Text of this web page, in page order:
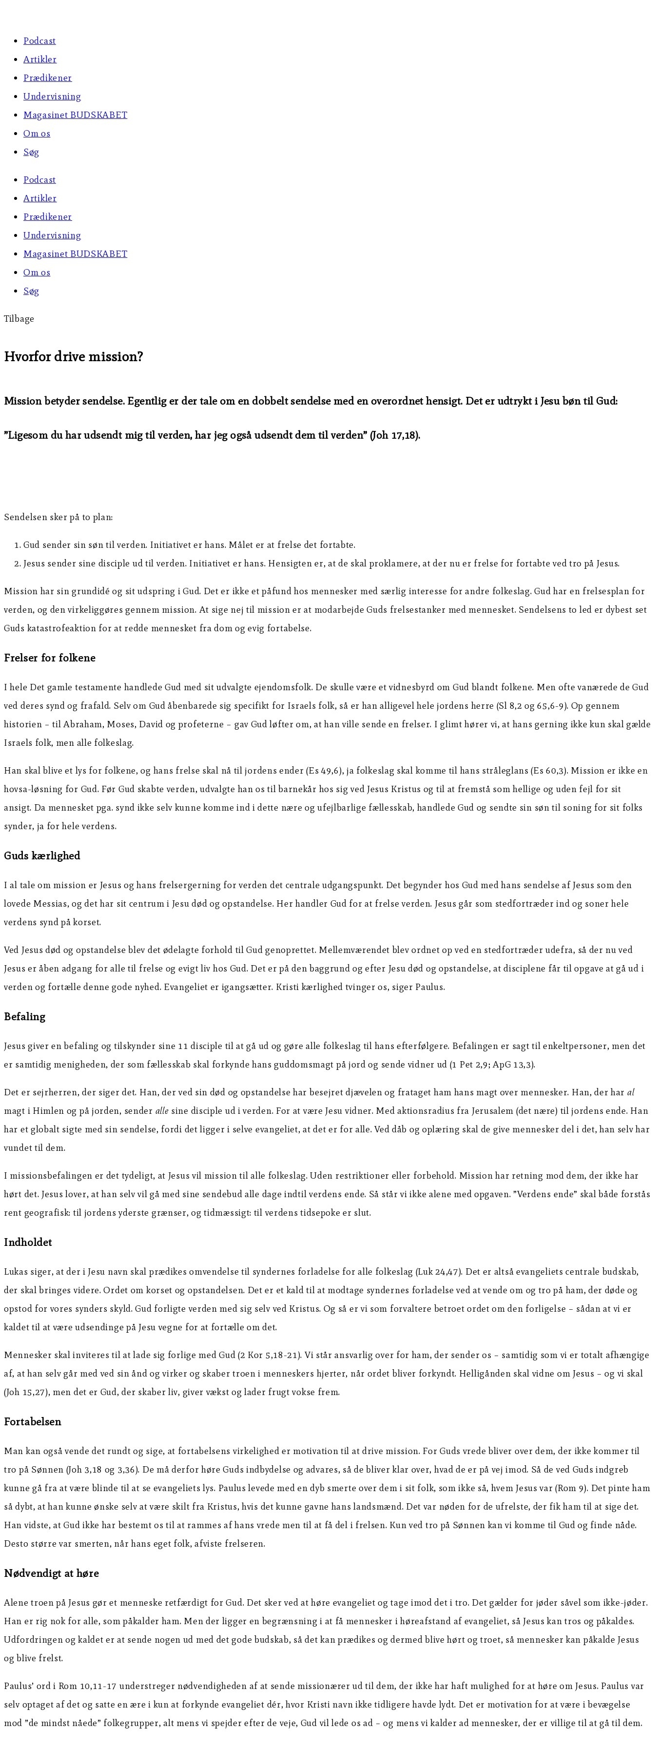
Podcast
Artikler
Prædikener
Undervisning
Magasinet BUDSKABET
Om os
Søg
Podcast
Artikler
Prædikener
Undervisning
Magasinet BUDSKABET
Om os
Søg
Tilbage
Hvorfor drive mission?
Mission betyder sendelse. Egentlig er der tale om en dobbelt sendelse med en overordnet hensigt. Det er udtrykt i Jesu bøn til Gud:
”Ligesom du har udsendt mig til verden, har jeg også udsendt dem til verden” (Joh 17,18).
Sendelsen sker på to plan:
Gud sender sin søn til verden. Initiativet er hans. Målet er at frelse det fortabte.
Jesus sender sine disciple ud til verden. Initiativet er hans. Hensigten er, at de skal proklamere, at der nu er frelse for fortabte ved tro på Jesus.
Mission har sin grundidé og sit udspring i Gud. Det er ikke et påfund hos mennesker med særlig interesse for andre folkeslag. Gud har en frelsesplan for
verden, og den virkeliggøres gennem mission. At sige nej til mission er at modarbejde Guds frelsestanker med mennesket. Sendelsens to led er dybest set
Guds katastrofeaktion for at redde mennesket fra dom og evig fortabelse.
Frelser for folkene
I hele Det gamle testamente handlede Gud med sit udvalgte ejendomsfolk. De skulle være et vidnesbyrd om Gud blandt folkene. Men ofte vanærede de Gud
ved deres synd og frafald. Selv om Gud åbenbarede sig specifikt for Israels folk, så er han alligevel hele jordens herre (Sl 8,2 og 65,6-9). Op gennem
historien – til Abraham, Moses, David og profeterne – gav Gud løfter om, at han ville sende en frelser. I glimt hører vi, at hans gerning ikke kun skal gælde
Israels folk, men alle folkeslag.
Han skal blive et lys for folkene, og hans frelse skal nå til jordens ender (Es 49,6), ja folkeslag skal komme til hans stråleglans (Es 60,3). Mission er ikke en
hovsa-løsning for Gud. Før Gud skabte verden, udvalgte han os til barnekår hos sig ved Jesus Kristus og til at fremstå som hellige og uden fejl for sit
ansigt. Da mennesket pga. synd ikke selv kunne komme ind i dette nære og ufejlbarlige fællesskab, handlede Gud og sendte sin søn til soning for sit folks
synder, ja for hele verdens.
Guds kærlighed
I al tale om mission er Jesus og hans frelsergerning for verden det centrale udgangspunkt. Det begynder hos Gud med hans sendelse af Jesus som den
lovede Messias, og det har sit centrum i Jesu død og opstandelse. Her handler Gud for at frelse verden. Jesus går som stedfortræder ind og soner hele
verdens synd på korset.
Ved Jesus død og opstandelse blev det ødelagte forhold til Gud genoprettet. Mellemværendet blev ordnet op ved en stedfortræder udefra, så der nu ved
Jesus er åben adgang for alle til frelse og evigt liv hos Gud. Det er på den baggrund og efter Jesu død og opstandelse, at disciplene får til opgave at gå ud i
verden og fortælle denne gode nyhed. Evangeliet er igangsætter. Kristi kærlighed tvinger os, siger Paulus.
Befaling
Jesus giver en befaling og tilskynder sine 11 disciple til at gå ud og gøre alle folkeslag til hans efterfølgere. Befalingen er sagt til enkeltpersoner, men det
er samtidig menigheden, der som fællesskab skal forkynde hans guddomsmagt på jord og sende vidner ud (1 Pet 2,9; ApG 13,3).
Det er sejrherren, der siger det. Han, der ved sin død og opstandelse har besejret djævelen og frataget ham hans magt over mennesker. Han, der har al
magt i Himlen og på jorden, sender alle sine disciple ud i verden. For at være Jesu vidner. Med aktionsradius fra Jerusalem (det nære) til jordens ende. Han
har et globalt sigte med sin sendelse, fordi det ligger i selve evangeliet, at det er for alle. Ved dåb og oplæring skal de give mennesker del i det, han selv har
vundet til dem.
I missionsbefalingen er det tydeligt, at Jesus vil mission til alle folkeslag. Uden restriktioner eller forbehold. Mission har retning mod dem, der ikke har
hørt det. Jesus lover, at han selv vil gå med sine sendebud alle dage indtil verdens ende. Så står vi ikke alene med opgaven. ”Verdens ende” skal både forstås
rent geografisk: til jordens yderste grænser, og tidmæssigt: til verdens tidsepoke er slut.
Indholdet
Lukas siger, at der i Jesu navn skal prædikes omvendelse til syndernes forladelse for alle folkeslag (Luk 24,47). Det er altså evangeliets centrale budskab,
der skal bringes videre. Ordet om korset og opstandelsen. Det er et kald til at modtage syndernes forladelse ved at vende om og tro på ham, der døde og
opstod for vores synders skyld. Gud forligte verden med sig selv ved Kristus. Og så er vi som forvaltere betroet ordet om den forligelse – sådan at vi er
kaldet til at være udsendinge på Jesu vegne for at fortælle om det.
Mennesker skal inviteres til at lade sig forlige med Gud (2 Kor 5,18-21). Vi står ansvarlig over for ham, der sender os – samtidig som vi er totalt afhængige
af, at han selv går med ved sin ånd og virker og skaber troen i menneskers hjerter, når ordet bliver forkyndt. Helligånden skal vidne om Jesus – og vi skal
(Joh 15,27), men det er Gud, der skaber liv, giver vækst og lader frugt vokse frem.
Fortabelsen
Man kan også vende det rundt og sige, at fortabelsens virkelighed er motivation til at drive mission. For Guds vrede bliver over dem, der ikke kommer til
tro på Sønnen (Joh 3,18 og 3,36). De må derfor høre Guds indbydelse og advares, så de bliver klar over, hvad de er på vej imod. Så de ved Guds indgreb
kunne gå fra at være blinde til at se evangeliets lys. Paulus levede med en dyb smerte over dem i sit folk, som ikke så, hvem Jesus var (Rom 9). Det pinte ham
så dybt, at han kunne ønske selv at være skilt fra Kristus, hvis det kunne gavne hans landsmænd. Det var nøden for de ufrelste, der fik ham til at sige det.
Han vidste, at Gud ikke har bestemt os til at rammes af hans vrede men til at få del i frelsen. Kun ved tro på Sønnen kan vi komme til Gud og finde nåde.
Desto større var smerten, når hans eget folk, afviste frelseren.
Nødvendigt at høre
Alene troen på Jesus gør et menneske retfærdigt for Gud. Det sker ved at høre evangeliet og tage imod det i tro. Det gælder for jøder såvel som ikke-jøder.
Han er rig nok for alle, som påkalder ham. Men der ligger en begrænsning i at få mennesker i høreafstand af evangeliet, så Jesus kan tros og påkaldes.
Udfordringen og kaldet er at sende nogen ud med det gode budskab, så det kan prædikes og dermed blive hørt og troet, så mennesker kan påkalde Jesus
og blive frelst.
Paulus’ ord i Rom 10,11-17 understreger nødvendigheden af at sende missionærer ud til dem, der ikke har haft mulighed for at høre om Jesus. Paulus var
selv optaget af det og satte en ære i kun at forkynde evangeliet dér, hvor Kristi navn ikke tidligere havde lydt. Det er motivation for at være i bevægelse
mod ”de mindst nåede” folkegrupper, alt mens vi spejder efter de veje, Gud vil lede os ad – og mens vi kalder ad mennesker, der er villige til at gå til dem.